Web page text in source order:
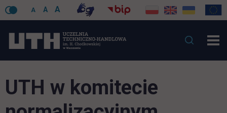
A A A
UTH w komitecie